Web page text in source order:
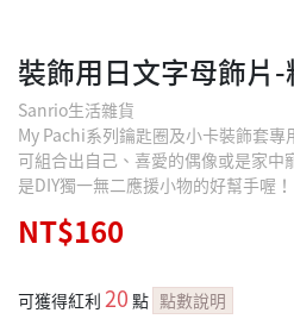
裝飾用日文字母飾片
Sanrio生活雜貨
My Pachi系列鑰匙圈及小卡裝飾套專
可組合出自己、喜愛的偶像或是家中
是DIY獨一無二應援小物的好幫手喔！
NT$160
可獲得紅利 20 點 點數說明